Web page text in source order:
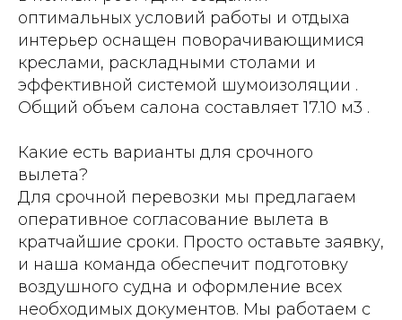
оптимальных условий работы и отдыха
интерьер оснащен поворачивающимися
креслами, раскладными столами и
эффективной системой шумоизоляции .
Общий объем салона составляет 17.10 м3 .
Какие есть варианты для срочного
вылета?
Для срочной перевозки мы предлагаем
оперативное согласование вылета в
кратчайшие сроки. Просто оставьте заявку,
и наша команда обеспечит подготовку
воздушного судна и оформление всех
необходимых документов. Мы работаем с